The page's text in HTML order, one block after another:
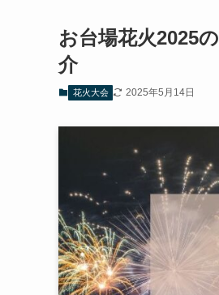
お台場花火2025
介
花火大会 2025年5月14日